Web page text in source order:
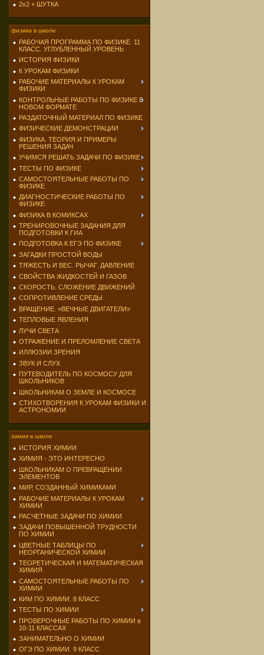
2х2 + ШУТКА
физика в школе
РАБОЧАЯ ПРОГРАММА ПО ФИЗИКЕ. 11
КЛАСС. УГЛУБЛЕННЫЙ УРОВЕНЬ
ИСТОРИЯ ФИЗИКИ
К УРОКАМ ФИЗИКИ
РАБОЧИЕ МАТЕРИАЛЫ К УРОКАМ
ФИЗИКИ
КОНТРОЛЬНЫЕ РАБОТЫ ПО ФИЗИКЕ В
НОВОМ ФОРМАТЕ
РАЗДАТОЧНЫЙ МАТЕРИАЛ ПО ФИЗИКЕ
ФИЗИЧЕСКИЕ ДЕМОНСТРАЦИИ
ФИЗИКА. ТЕОРИЯ И ПРИМЕРЫ
РЕШЕНИЯ ЗАДАЧ
УЧИМСЯ РЕШАТЬ ЗАДАЧИ ПО ФИЗИКЕ
ТЕСТЫ ПО ФИЗИКЕ
САМОСТОЯТЕЛЬНЫЕ РАБОТЫ ПО
ФИЗИКЕ
ДИАГНОСТИЧЕСКИЕ РАБОТЫ ПО
ФИЗИКЕ
ФИЗИКА В КОМИКСАХ
ТРЕНИРОВОЧНЫЕ ЗАДАНИЯ ДЛЯ
ПОДГОТОВКИ К ГИА
ПОДГОТОВКА К ЕГЭ ПО ФИЗИКЕ
ЗАГАДКИ ПРОСТОЙ ВОДЫ
ТЯЖЕСТЬ И ВЕС. РЫЧАГ. ДАВЛЕНИЕ
СВОЙСТВА ЖИДКОСТЕЙ И ГАЗОВ
СКОРОСТЬ. СЛОЖЕНИЕ ДВИЖЕНИЙ
СОПРОТИВЛЕНИЕ СРЕДЫ
ВРАЩЕНИЕ. «ВЕЧНЫЕ ДВИГАТЕЛИ»
ТЕПЛОВЫЕ ЯВЛЕНИЯ
ЛУЧИ СВЕТА
ОТРАЖЕНИЕ И ПРЕЛОМЛЕНИЕ СВЕТА
ИЛЛЮЗИИ ЗРЕНИЯ
ЗВУК И СЛУХ
ПУТЕВОДИТЕЛЬ ПО КОСМОСУ ДЛЯ
ШКОЛЬНИКОВ
ШКОЛЬНИКАМ О ЗЕМЛЕ И КОСМОСЕ
СТИХОТВОРЕНИЯ К УРОКАМ ФИЗИКИ И
АСТРОНОМИИ
химия в школе
ИСТОРИЯ ХИМИИ
ХИМИЯ - ЭТО ИНТЕРЕСНО
ШКОЛЬНИКАМ О ПРЕВРАЩЕНИИ
ЭЛЕМЕНТОВ
МИР, СОЗДАННЫЙ ХИМИКАМИ
РАБОЧИЕ МАТЕРИАЛЫ К УРОКАМ
ХИМИИ
РАСЧЕТНЫЕ ЗАДАЧИ ПО ХИМИИ
ЗАДАЧИ ПОВЫШЕННОЙ ТРУДНОСТИ
ПО ХИМИИ
ЦВЕТНЫЕ ТАБЛИЦЫ ПО
НЕОРГАНИЧЕСКОЙ ХИМИИ
ТЕОРЕТИЧЕСКАЯ И МАТЕМАТИЧЕСКАЯ
ХИМИЯ
САМОСТОЯТЕЛЬНЫЕ РАБОТЫ ПО
ХИМИИ
КИМ ПО ХИМИИ. 8 КЛАСС
ТЕСТЫ ПО ХИМИИ
ПРОВЕРОЧНЫЕ РАБОТЫ ПО ХИМИИ в
10-11 КЛАССАХ
ЗАНИМАТЕЛЬНО О ХИМИИ
ОГЭ ПО ХИМИИ. 9 КЛАСС